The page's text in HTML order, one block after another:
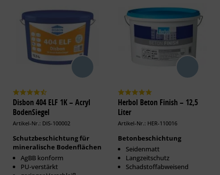
Disbon 404 ELF 1K – Acryl
BodenSiegel
Artikel-Nr.: DIS-100002
Schutzbeschichtung für
mineralische Bodenflächen
AgBB konform
PU-verstärkt
Herbol Beton Finish – 12,5
Liter
Artikel-Nr.: HER-110016
Betonbeschichtung
Seidenmatt
Langzeitschutz
Schadstoffabweisend